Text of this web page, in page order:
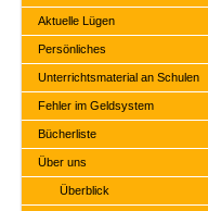
Aktuelle Lügen
Persönliches
Unterrichtsmaterial an Schulen
Fehler im Geldsystem
Bücherliste
Über uns
Überblick